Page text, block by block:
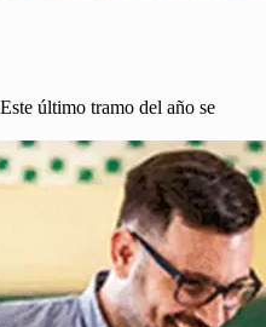
último tramo del año se